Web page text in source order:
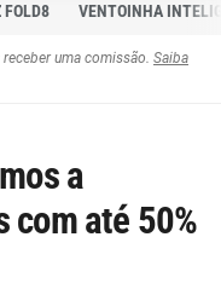
FOLD8 VENTOINHA
uma comissão. Saiba
a
com até 50%